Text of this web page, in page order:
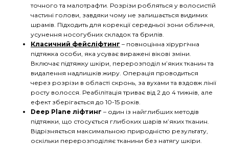
точного та малотрафти. Розрізи робляться у волосистій
частині голови, завдяки чому не залишається видимих ​​
шрамів. Підходить для корекції середньої зони обличчя,
усунення носогубних складок та брилів.
Класичний фейсліфтинг – повноцінна хірургічна
підтяжка особи, яка усуває виражені вікові зміни.
Включає підтяжку шкіри, перерозподіл м’яких тканин та
видалення надлишків жиру. Операція проводиться
через розрізи в області скронь, за вухами та вздовж лінії
росту волосся. Реабілітація триває від 2 до 4 тижнів, але
ефект зберігається до 10-15 років.
Deep Plane ліфтинг – один із найглибших методів
підтяжки, що стосується глибоких шарів м’яких тканин.
Відрізняється максимальною природністю результату,
оскільки перерозподіляє тканини без натягу шкіри.